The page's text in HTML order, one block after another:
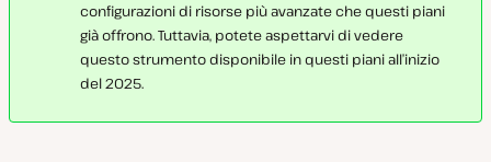
configurazioni di risorse più avanzate che questi piani
già offrono. Tuttavia, potete aspettarvi di vedere
questo strumento disponibile in questi piani all’inizio
del 2025.